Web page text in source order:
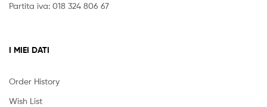
Partita iva: 018 324 806 67
I MIEI DATI
Order History
Wish List